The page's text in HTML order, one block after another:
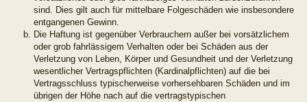
sind. Dies gilt auch für mittelbare Folgeschäden wie insbesondere
entgangenen Gewinn.
Die Haftung ist gegenüber Verbrauchern außer bei vorsätzlichem
oder grob fahrlässigem Verhalten oder bei Schäden aus der
Verletzung von Leben, Körper und Gesundheit und der Verletzung
wesentlicher Vertragspflichten (Kardinalpflichten) auf die bei
Vertragsschluss typischerweise vorhersehbaren Schäden und im
übrigen der Höhe nach auf die vertragstypischen